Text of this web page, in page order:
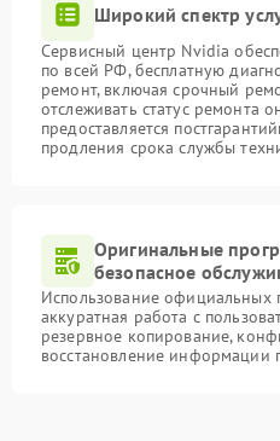
Широкий спектр
Сервисный центр Nvidia
по всей РФ, бесплатную
ремонт, включая срочный
отслеживать статус ремонта
предоставляется
продления срока службы
Оригинальные
безопасное
Использование официальных
аккуратная работа с
резервное копирование,
восстановление информации